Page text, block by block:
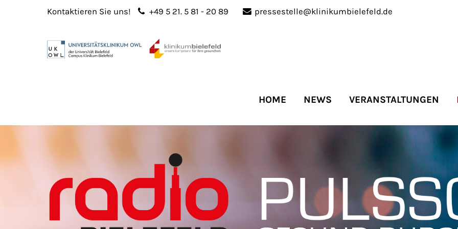
Login
Benutzername
Register |Lost your password?
24h/
365days
We offer support for our
customers
Have any questions?
+44 1234 567 890
Drop us a line
info@yourdomain.com
Kontaktieren Sie uns! +49 5 21. 5 81 - 20 89 pressestelle@klinikumbielefeld.de
HOME NEWS VERANSTALTUNGEN